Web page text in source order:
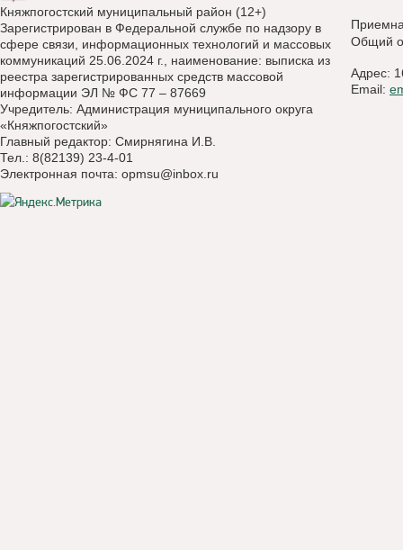
Княжпогостский муниципальный район (12+)
Зарегистрирован в Федеральной службе по надзору в
сфере связи, информационных технологий и массовых
коммуникаций 25.06.2024 г., наименование: выписка из
реестра зарегистрированных средств массовой
информации ЭЛ № ФС 77 – 87669
Учредитель: Администрация муниципального округа
«Княжпогостский»
Главный редактор: Смирнягина И.В.
Тел.: 8(82139) 23-4-01
Электронная почта: opmsu@inbox.ru
Общий
Адрес:
Email: